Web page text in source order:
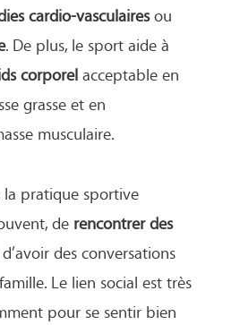
cardio-vasculairesou
. De plus, le sport aide à
corporelacceptable en
grasse et en
musculaire.
la pratique sportive
de rencontrer des
des conversations
Le lien social est très
pour se sentir bien